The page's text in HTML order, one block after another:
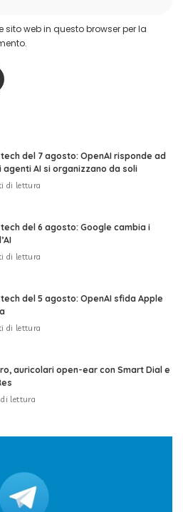
sito web in questo browser per la
del 7 agosto: OpenAI risponde ad
agenti AI si organizzano da soli
di lettura
del 6 agosto: Google cambia i
di lettura
del 5 agosto: OpenAI sfida Apple
di lettura
auricolari open-ear con Smart Dial e
lettura